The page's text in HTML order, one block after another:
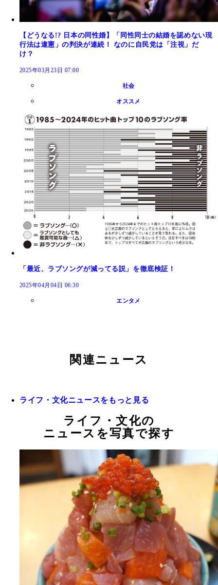
【どうなる!? 日本の同性婚】「同性同士の結婚を認めない現
行法は違憲」の判決が連続！ なのに自民党は「注視」だ
け？
2025年03月23日 07:00
社会
オススメ
「最近、ラブソングが減ってる説」を徹底検証！
2025年04月04日 06:30
エンタメ
関連ニュース
ライフ・文化ニュースをもっと見る
ライフ・文化の
ニュースを写真で探す